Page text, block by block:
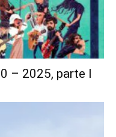
– 2025, parte I